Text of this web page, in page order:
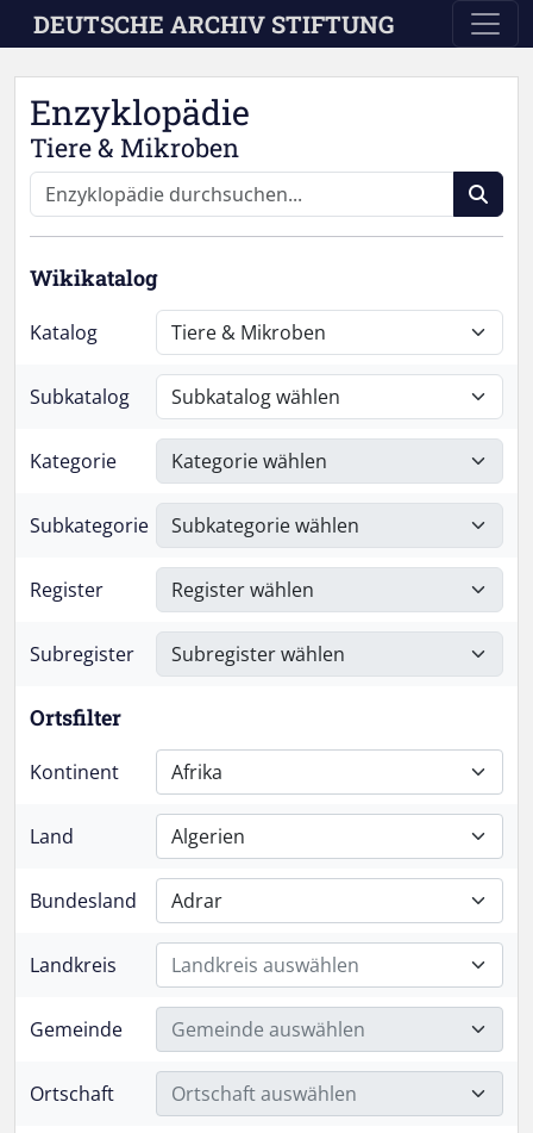
Skip to main content
DEUTSCHE ARCHIV STIFTUNG
Enzyklopädie
Tiere & Mikroben
Wikikatalog
Katalog
Subkatalog
Kategorie
Subkategorie
Register
Subregister
Ortsfilter
Kontinent Afrika
Land Algerien
Bundesland Adrar
Landkreis Landkreis auswählen
Gemeinde Gemeinde auswählen
Ortschaft Ortschaft auswählen